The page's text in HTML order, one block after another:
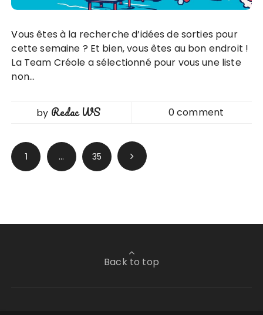
Vous êtes à la recherche d’idées de sorties pour
cette semaine ? Et bien, vous êtes au bon endroit !
La Team Créole a sélectionné pour vous une liste
non…
by Redac WS 0 comment
Pagination
des
1 … 35
Back to top